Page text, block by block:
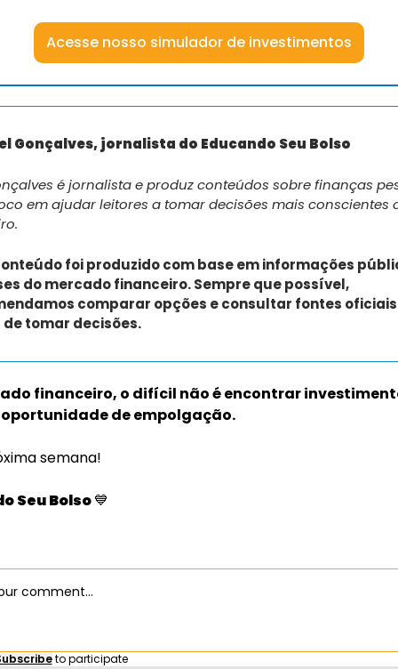
Acesse nosso simulador de investimentos
Gonçalves, jornalista do Educando Seu Bolso
é jornalista e produz conteúdos sobre finanças
em ajudar leitores a tomar decisões mais conscientes
foi produzido com base em informações
do mercado financeiro. Sempre que possível,
comparar opções e consultar fontes oficiais
tomar decisões.
financeiro, o difícil não é encontrar
de empolgação.
semana!
Seu Bolso 💙
to participate